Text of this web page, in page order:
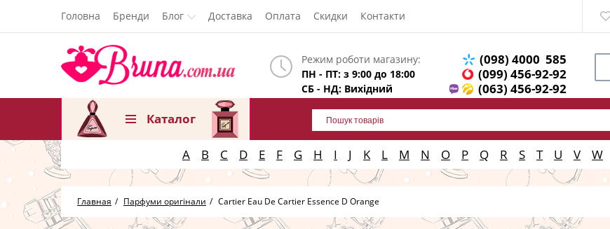
Головна Бренди Блог Доставка Оплата Скидки Контакти
Режим роботи магазину:
ПН - ПТ: з 9:00 до 18:00
СБ - НД: Вихідний
(098) 4000 585
(099) 456-92-92
(063) 456-92-92
Каталог
A B C D E F G H I J K L M N O P Q R S T U V W
Главная Парфуми оригінали Cartier Eau De Cartier Essence D Orange